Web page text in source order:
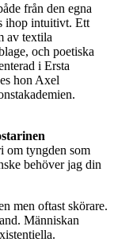
från den egna
ihop intuitivt. Ett
av textila
och poetiska
i Ersta
hon Axel
om tyngden som
behöver jag din
men oftast skörare.
Människan